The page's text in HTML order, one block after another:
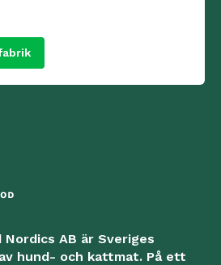
AB är Sveriges
hund- och kattmat. På ett